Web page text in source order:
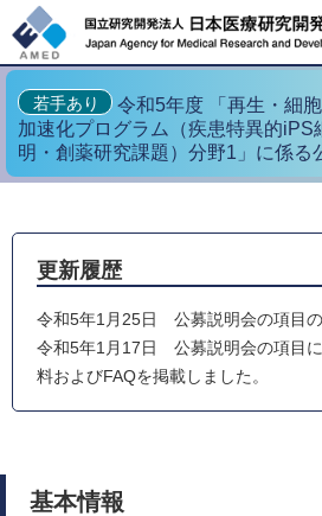
若手あり
令和5年度 「再生・細
加速化プログラム（疾患特異的iPS
明・創薬研究課題）分野1」に係る
更新履歴
令和5年1月25日 公募説明会の項目の
令和5年1月17日 公募説明会の項目
料およびFAQを掲載しました。
基本情報